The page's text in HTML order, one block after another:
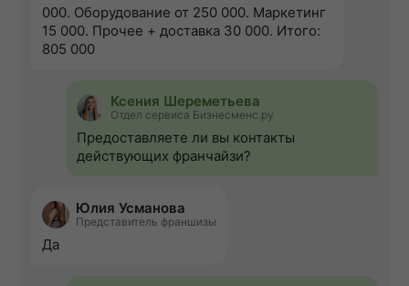
000. Оборудование от 250 000. Маркетинг
15 000. Прочее + доставка 30 000. Итого:
805 000
Ксения Шереметьева
Отдел сервиса Бизнесменс.ру
Предоставляете ли вы контакты
действующих франчайзи?
Юлия Усманова
Представитель франшизы
Да